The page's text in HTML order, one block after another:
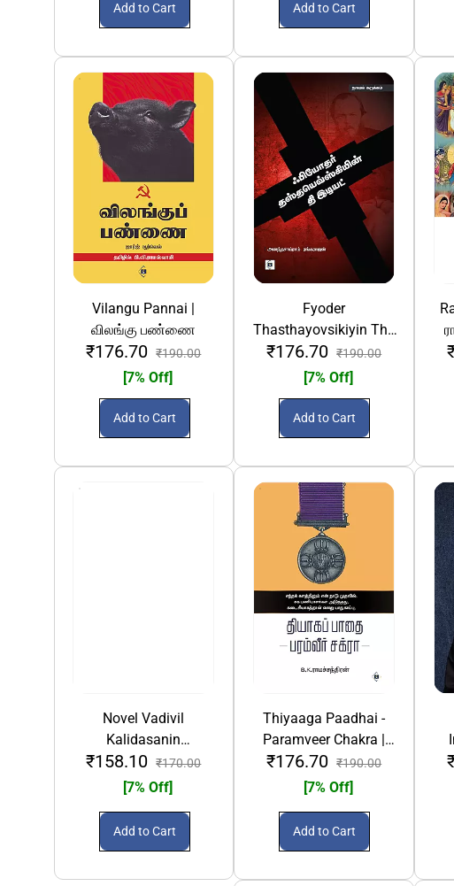
Add to Cart Add to Cart
Vilangu Pannai |
விலங்கு பண்ணை
₹176.70 ₹190.00
[7% Off]
Add to Cart
Fyoder
Thasthayovsikiyin The
Idiot | ஃபியோதர்
தஸ்தயெவ்ஸ்கியின் தி
₹176.70 ₹190.00
[7% Off]
Add to Cart
Novel Vadivil
Kalidasanin
Sakunthalam | நாவல்
வடிவில் காளிதாசனின்
₹158.10 ₹170.00
[7% Off]
Add to Cart
Thiyaaga Paadhai -
Paramveer Chakra |
தியாகப் பாதை பரம்வீர்
சக்ரா
₹176.70 ₹190.00
[7% Off]
Add to Cart